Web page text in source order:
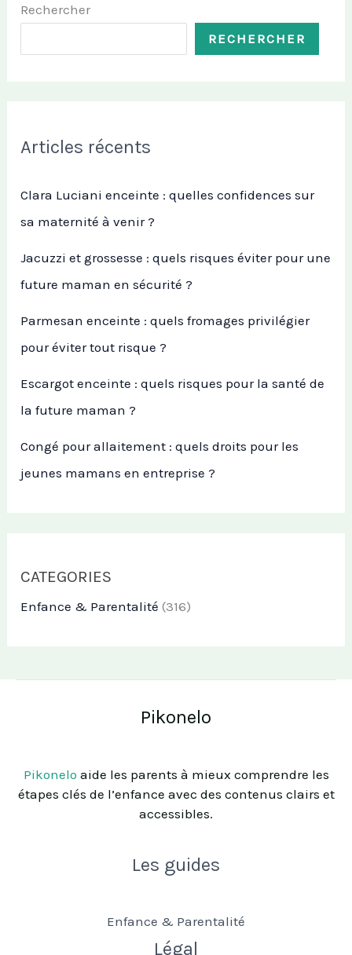
Rechercher
RECHERCHER
Articles récents
Clara Luciani enceinte : quelles confidences sur
sa maternité à venir ?
Jacuzzi et grossesse : quels risques éviter pour une
future maman en sécurité ?
Parmesan enceinte : quels fromages privilégier
pour éviter tout risque ?
Escargot enceinte : quels risques pour la santé de
la future maman ?
Congé pour allaitement : quels droits pour les
jeunes mamans en entreprise ?
CATEGORIES
Enfance & Parentalité (316)
Pikonelo
Pikonelo aide les parents à mieux comprendre les
étapes clés de l’enfance avec des contenus clairs et
accessibles.
Les guides
Enfance & Parentalité
Légal